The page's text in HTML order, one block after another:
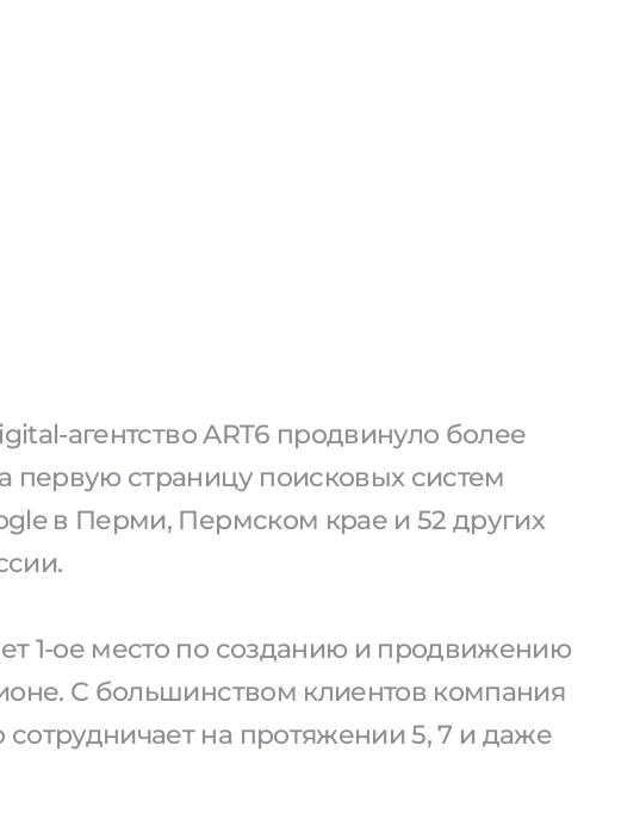
агентство ART6 продвинуло более
первую страницу поисковых систем
в Перми, Пермском крае и 52 других
1-ое место по созданию и продвижению
С большинством клиентов компания
сотрудничает на протяжении 5, 7 и даже